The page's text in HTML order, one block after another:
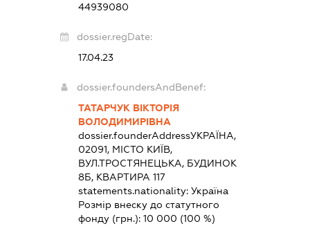
44939080
dossier.regDate:
17.04.23
dossier.foundersAndBenef:
ТАТАРЧУК ВІКТОРІЯ
ВОЛОДИМИРІВНА
dossier.founderAddressУКРАЇНА,
02091, МІСТО КИЇВ,
ВУЛ.ТРОСТЯНЕЦЬКА, БУДИНОК
8Б, КВАРТИРА 117
statements.nationality:Україна
Розмір внеску до статутного
фонду (грн.):10 000 (100 %)